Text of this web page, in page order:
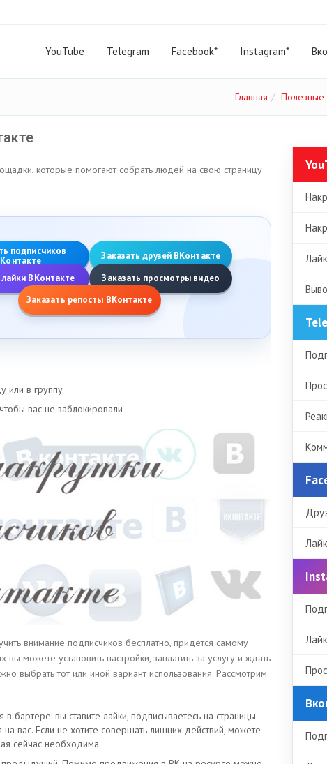
YouTube Telegram Facebook* Instagram*
Главная Полезные
которые помогают собрать людей на свою страницу
подписчиков
Заказать друзей ВКонтакте
лайки ВКонтакте
Заказать просмотры видео
Заказать репосты ВКонтакте
или в группу
вас не заблокировали
внимание подписчиков бесплатно, придется самому
можете установить настройки, заплатить за услугу и ждать
выбрать тот или иной вариант использования. Рассмотрим
бартере: вы ставите лайки, подписываетесь на страницы
вас. Если не хотите совершать лишних действий, можете
сейчас необходима.